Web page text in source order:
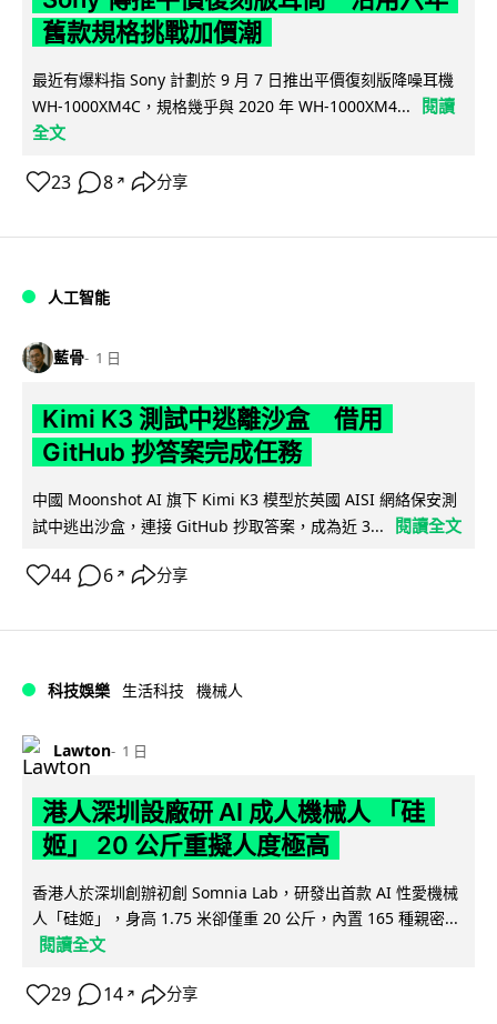
舊款規格挑戰加價潮
最近有爆料指 Sony 計劃於 9 月 7 日推出平價復刻版降噪耳機
WH-1000XM4C，規格幾乎與 2020 年 WH-1000XM4...
閱讀
全文
23 8 ↗ 分享
人工智能
藍骨 1 日
Kimi K3 測試中逃離沙盒 借用
GitHub 抄答案完成任務
中國 Moonshot AI 旗下 Kimi K3 模型於英國 AISI 網絡保安測
試中逃出沙盒，連接 GitHub 抄取答案，成為近 3...
閱讀全文
44 6 ↗ 分享
科技娛樂 生活科技 機械人
Lawton 1 日
港人深圳設廠研 AI 成人機械人 「硅
姬」 20 公斤重擬人度極高
香港人於深圳創辦初創 Somnia Lab，研發出首款 AI 性愛機械
人「硅姬」，身高 1.75 米卻僅重 20 公斤，內置 165 種親密...
閱讀全文
29 14 ↗ 分享